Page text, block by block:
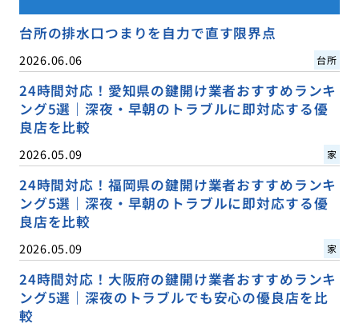
台所の排水口つまりを自力で直す限界点
2026.06.06 台所
24時間対応！愛知県の鍵開け業者おすすめランキ
ング5選｜深夜・早朝のトラブルに即対応する優
良店を比較
2026.05.09 家
24時間対応！福岡県の鍵開け業者おすすめランキ
ング5選｜深夜・早朝のトラブルに即対応する優
良店を比較
2026.05.09 家
24時間対応！大阪府の鍵開け業者おすすめランキ
ング5選｜深夜のトラブルでも安心の優良店を比
較